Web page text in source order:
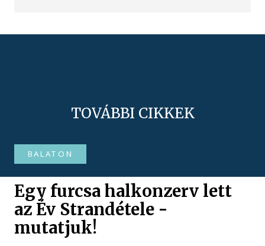
TOVÁBBI CIKKEK
BALATON
Egy furcsa halkonzerv lett
az Év Strandétele -
mutatjuk!